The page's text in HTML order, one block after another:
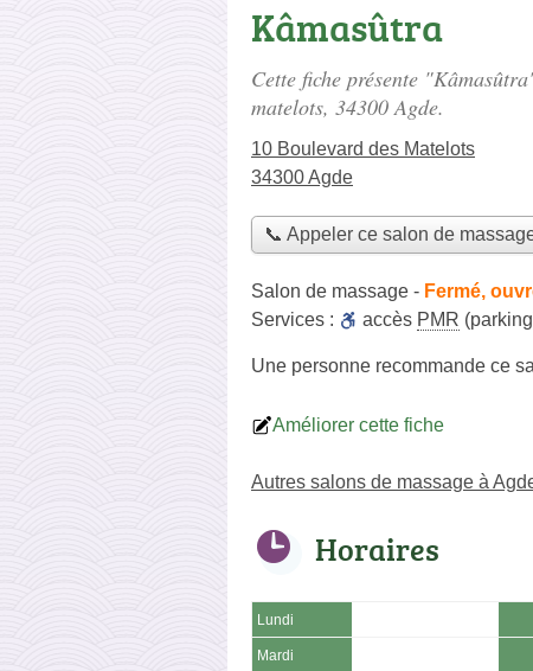
Kâmasûtra
Cette fiche présente
matelots, 34300 Agde.
10 Boulevard des Matelots
34300 Agde
📞 Appeler ce salon de
Salon de massage - Fermé,
Services :
accès PMR
Une personne recommande ce
Améliorer cette fiche
Autres salons de massage à
Horaires
Lundi
Mardi